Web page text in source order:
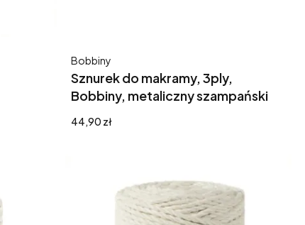
Sznurek do makramy, 3ply,
Bobbiny, metaliczny szampański
Producent
Bobbiny
Cena
44,90 zł